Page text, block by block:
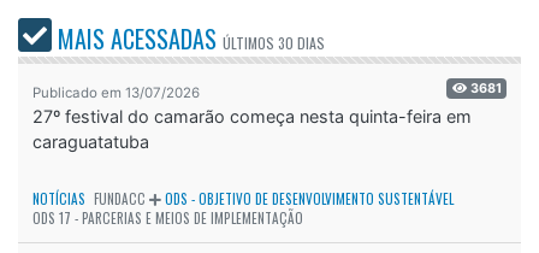
MAIS ACESSADAS ÚLTIMOS 30 DIAS
Publicado em 13/07/2026 3681
27º festival do camarão começa nesta quinta-feira em
caraguatatuba
NOTÍCIAS FUNDACC
ODS - OBJETIVO DE DESENVOLVIMENTO SUSTENTÁVEL
ODS 17 - PARCERIAS E MEIOS DE IMPLEMENTAÇÃO